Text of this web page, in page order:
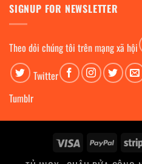
SIGNUP FOR NEWSLETTER
Theo dỏi chúng tôi trên mạng xã hội
Twitter
Tumblr
Visa PayPal